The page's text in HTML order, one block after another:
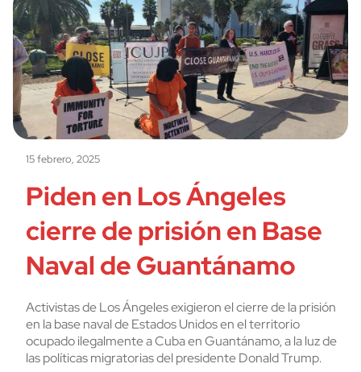
15 febrero, 2025
Piden en Los Ángeles
cierre de prisión en Base
Naval de Guantánamo
Activistas de Los Ángeles exigieron el cierre de la prisión
en la base naval de Estados Unidos en el territorio
ocupado ilegalmente a Cuba en Guantánamo, a la luz de
las políticas migratorias del presidente Donald Trump.